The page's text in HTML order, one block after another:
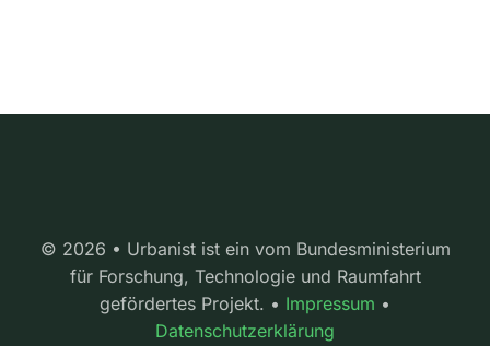
© 2026 • Urbanist ist ein vom Bundesministerium
für Forschung, Technologie und Raumfahrt
gefördertes Projekt. • Impressum •
Datenschutzerklärung